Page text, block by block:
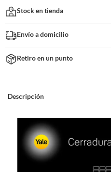
Stock en tienda
Envío a domicilio
Retiro en un punto
Descripción